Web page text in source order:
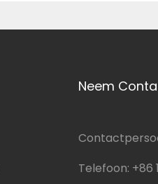
Neem
Telefoon: +86